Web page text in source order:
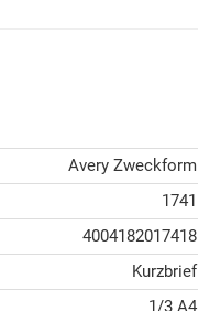
Avery Zweckform
1741
4004182017418
Kurzbrief
1/3 A4